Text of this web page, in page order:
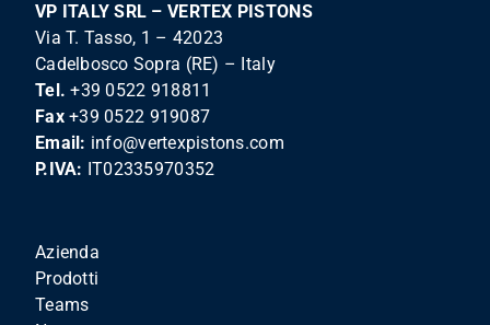
VP ITALY SRL – VERTEX PISTONS
Via T. Tasso, 1 – 42023
Cadelbosco Sopra (RE) – Italy
Tel. +39 0522 918811
Fax +39 0522 919087
Email: info@vertexpistons.com
P.IVA: IT02335970352
Azienda
Prodotti
Teams